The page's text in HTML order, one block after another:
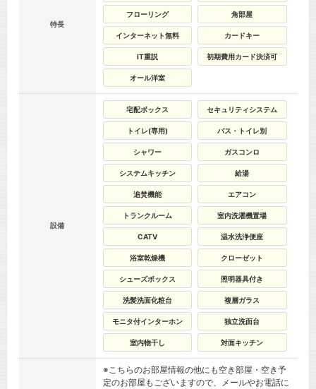
特長
フローリング 角部屋
インターネット無料 カードキー
IT重説 初期費用カード決済可
オール洋室
設備
宅配ボックス セキュリティシステム
トイレ(専用) バス・トイレ別
シャワー ガスコンロ
システムキッチン 給湯
追焚機能 エアコン
トランクルーム 室内洗濯機置場
CATV 温水洗浄便座
浴室乾燥機 クローゼット
シューズボックス 照明器具付き
洗髪洗面化粧台 複層ガラス
モニタ付インターホン 独立洗面台
室内物干し 対面キッチン
※こちらのお部屋情報の他にも空き部屋・空き予
定のお部屋もございますので、メールやお電話に